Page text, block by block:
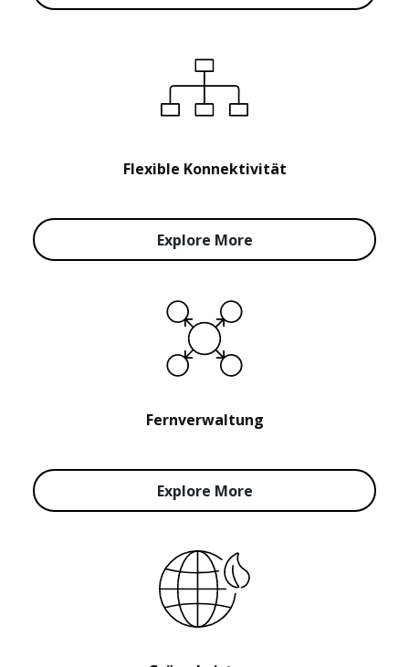
Flexible Konnektivität
Explore More
Fernverwaltung
Explore More